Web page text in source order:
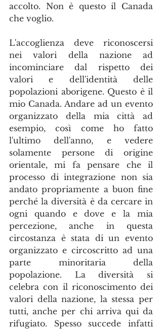
accolto. Non è questo il Canada
che voglio.
L'accoglienza deve riconoscersi
nei valori della nazione ad
incominciare dal rispetto dei
valori e dell'identità delle
popolazioni aborigene. Questo è il
mio Canada. Andare ad un evento
organizzato della mia città ad
esempio, così come ho fatto
l'ultimo dell'anno, e vedere
solamente persone di origine
orientale, mi fa pensare che il
processo di integrazione non sia
andato propriamente a buon fine
perché la diversità è da cercare in
ogni quando e dove e la mia
percezione, anche in questa
circostanza è stata di un evento
organizzato e circoscritto ad una
parte minoritaria della
popolazione. La diversità si
celebra con il riconoscimento dei
valori della nazione, la stessa per
tutti, anche per chi arriva qui da
rifugiato. Spesso succede infatti